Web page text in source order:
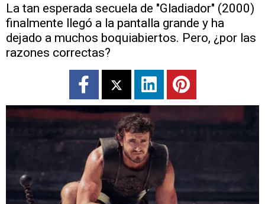
La tan esperada secuela de "Gladiador" (2000)
finalmente llegó a la pantalla grande y ha
dejado a muchos boquiabiertos. Pero, ¿por las
razones correctas?